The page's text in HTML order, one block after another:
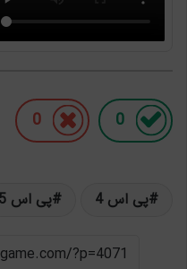
0
0
پی اس 4 پی اس 5